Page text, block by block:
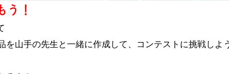
！
を山手の先生と一緒に作成して、コンテストに挑戦しよ